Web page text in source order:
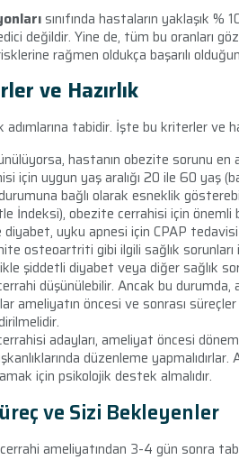
sınıfında hastaların yaklaşık %
değildir. Yine de, tüm bu oranları
rağmen oldukça başarılı
ve Hazırlık
tabidir. İşte bu kriterler ve
hastanın obezite sorunu en
için uygun yaş aralığı 20 ile 60 yaş
bağlı olarak esneklik
İndeksi), obezite cerrahisi için
uyku apnesi için CPAP
osteoartriti gibi ilgili sağlık sorunları
şiddetli diyabet veya diğer sağlık
düşünülebilir. Ancak bu
ameliyatın öncesi ve sonrası
adayları, ameliyat öncesi
düzenleme
için psikolojik destek almalıdır.
ve Sizi Bekleyenler
ameliyatından 3-4 gün sonra